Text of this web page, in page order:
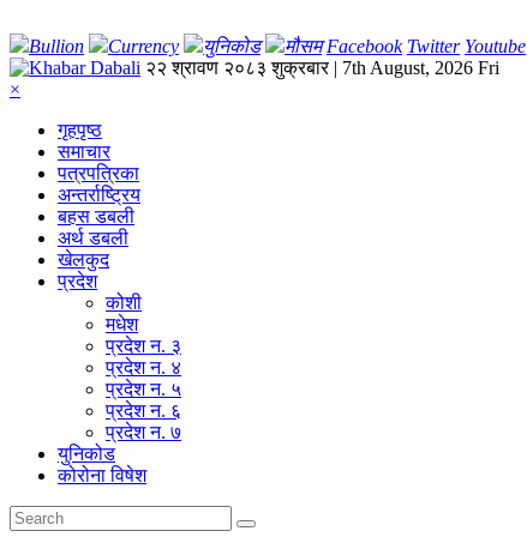
Bullion Currency युनिकोड मौसम Facebook Twitter Youtube
२२ श्रावण २०८३ शुक्रबार | 7th August, 2026 Fri
×
गृहपृष्‍ठ
समाचार
पत्रपत्रिका
अन्तर्राष्ट्रिय
बहस डबली
अर्थ डबली
खेलकुद
प्रदेश
कोशी
मधेश
प्रदेश न. ३
प्रदेश न. ४
प्रदेश न. ५
प्रदेश न. ६
प्रदेश न. ७
युनिकोड
कोरोना विषेश